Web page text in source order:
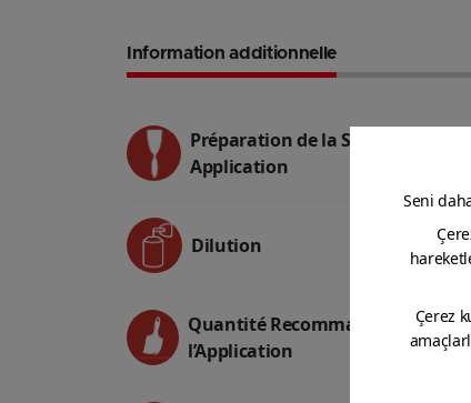
Information additionnelle
Préparation de la Surface et
Application
Dilution
Quantité Recommandée pour
l’Application